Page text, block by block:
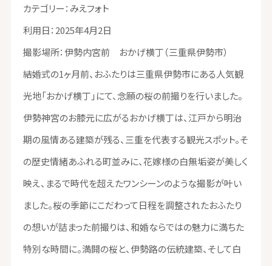
カテゴリー：みえフォト
利用日：2025年4月2日
撮影場所：伊勢内宮前 おかげ横丁（三重県伊勢市）
結婚式の1ヶ月前、おふたりは三重県伊勢市にある人気観
光地「おかげ横丁」にて、念願の桜の前撮りを行いました。
伊勢神宮のお膝元に広がるおかげ横丁は、江戸から明治
期の風情ある建築が残る、三重を代表する観光スポット。そ
の歴史情緒あふれる町並みに、花嫁様の白無垢姿が美しく
映え、まるで時代を超えたワンシーンのような撮影が叶い
ました。桜の季節にこだわって日程を調整されたおふたり
の想いが詰まった前撮りは、和婚ならではの魅力に満ちた
特別な時間に。満開の桜と、伊勢路の伝統建築、そして白